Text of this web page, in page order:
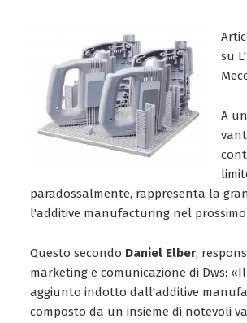
su
A
paradossalmente, rappresenta la
l'additive manufacturing nel
Questo secondo Daniel Elber,
marketing e comunicazione di Dws:
aggiunto indotto dall'additive
composto da un insieme di notevoli